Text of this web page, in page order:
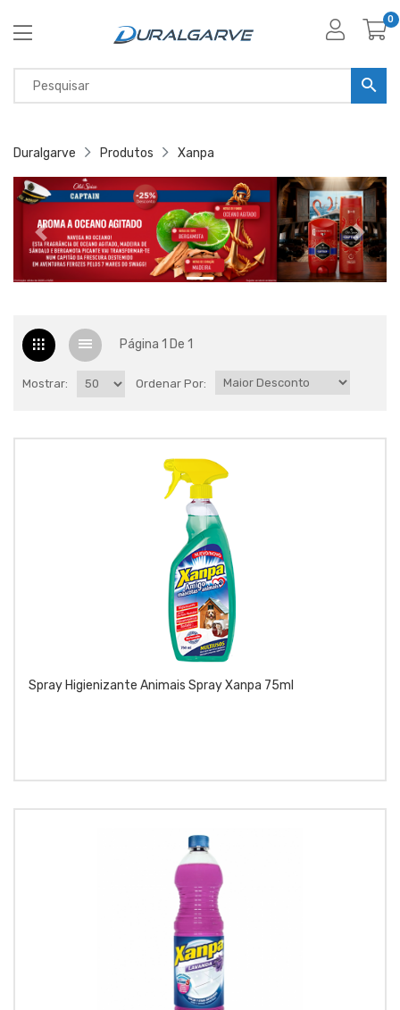
0
Duralgarve Produtos Xanpa
Página 1 De 1
Mostrar: Ordenar Por:
Spray Higienizante Animais Spray Xanpa 75ml